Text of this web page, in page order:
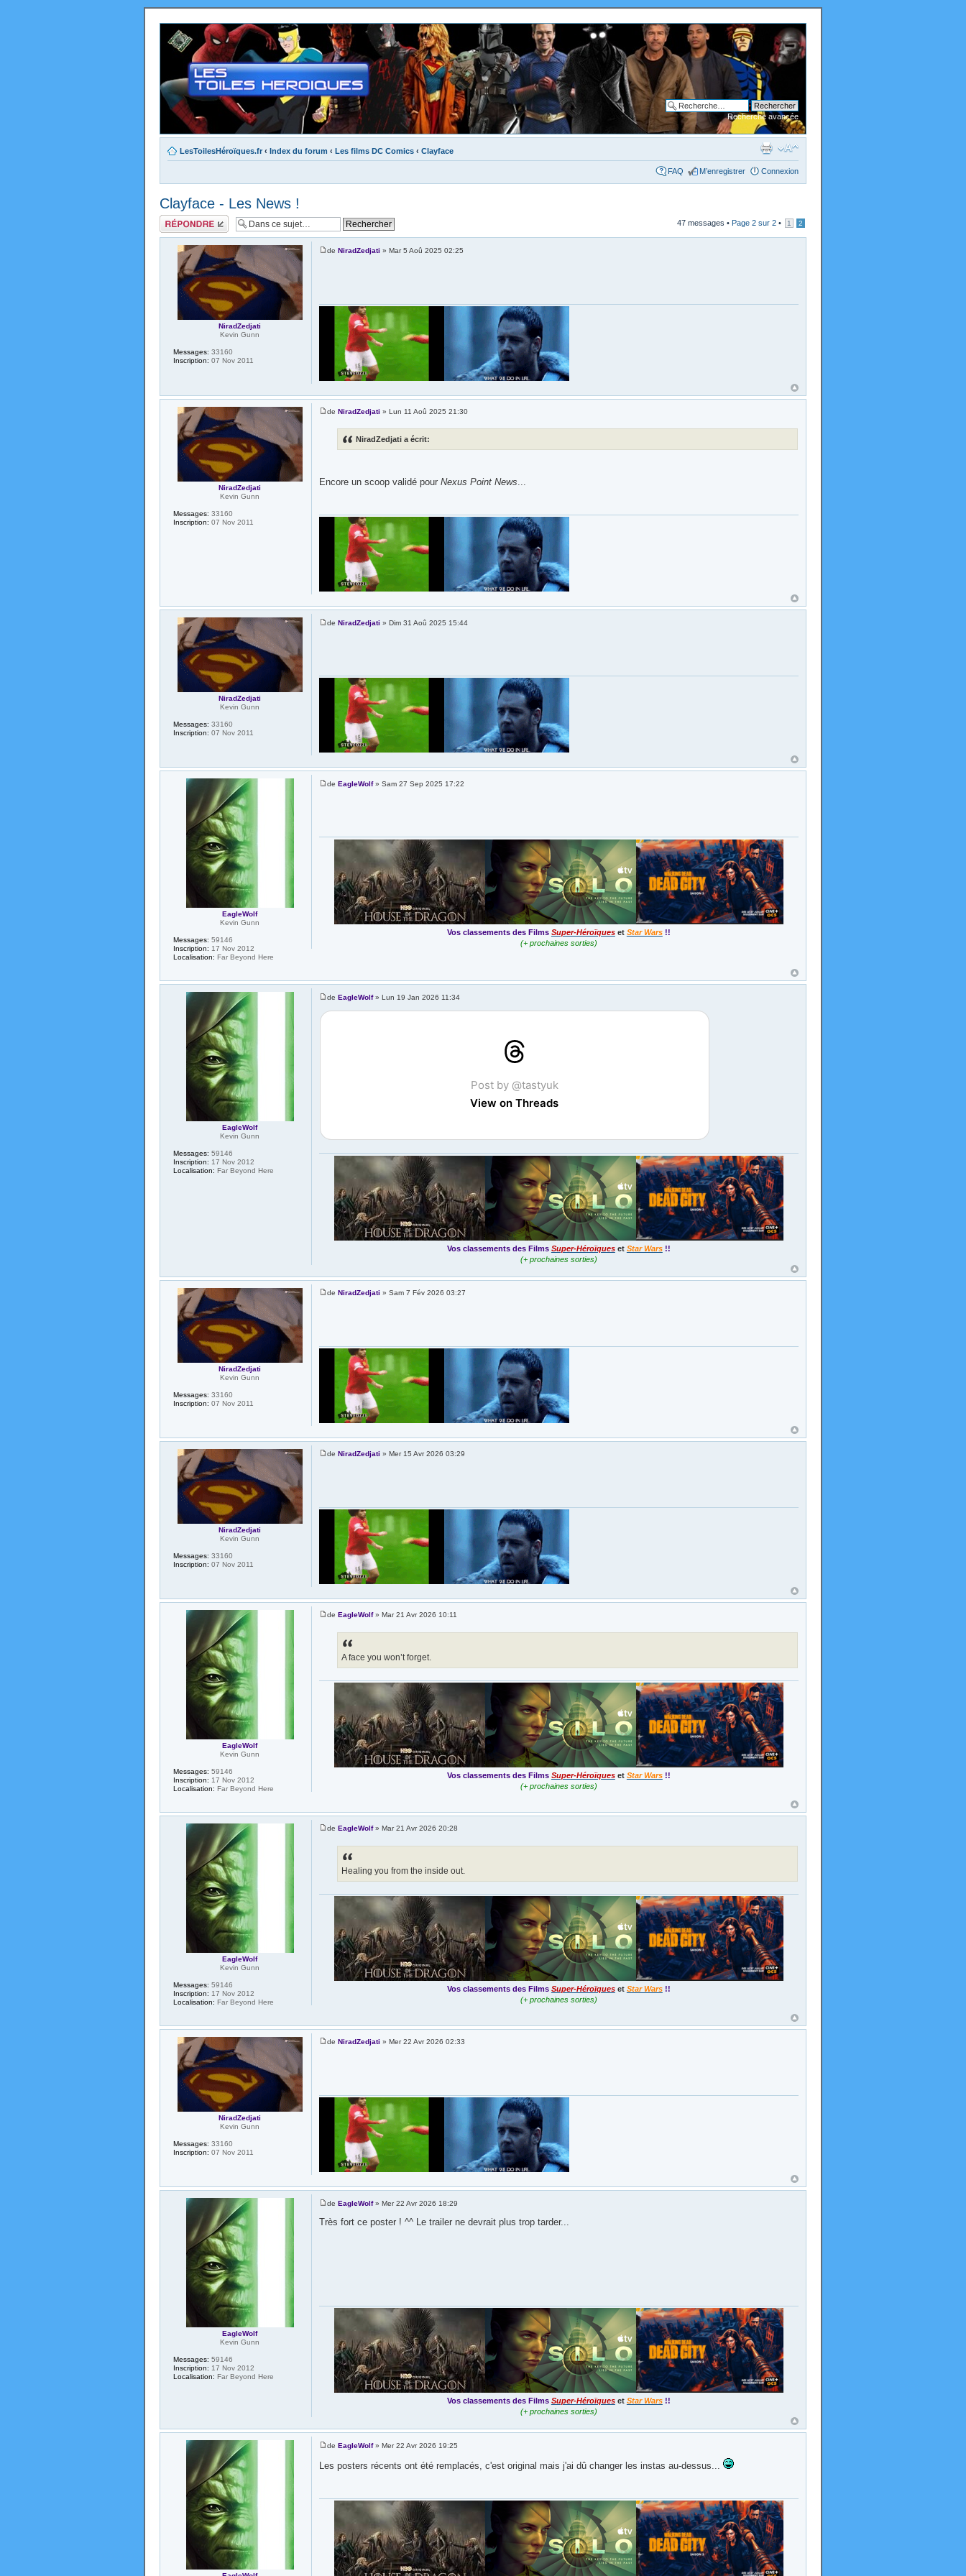
Recherche avancée
LesToilesHéroïques.fr ‹ Index du forum ‹ Les films DC Comics ‹ Clayface
FAQ M’enregistrer Connexion
Clayface - Les News !
Répondre 47 messages • Page 2 sur 2 • 1 2
de NiradZedjati » Mar 5 Aoû 2025 02:25
NiradZedjati
Kevin Gunn
Messages: 33160
Inscription: 07 Nov 2011
de NiradZedjati » Lun 11 Aoû 2025 21:30
NiradZedjati a écrit:
Encore un scoop validé pour Nexus Point News...
NiradZedjati
Kevin Gunn
Messages: 33160
Inscription: 07 Nov 2011
de NiradZedjati » Dim 31 Aoû 2025 15:44
NiradZedjati
Kevin Gunn
Messages: 33160
Inscription: 07 Nov 2011
de EagleWolf» Sam 27 Sep 2025 17:22
Vos classements des Films Super-Héroïques et Star Wars !!
(+ prochaines sorties)
EagleWolf
Kevin Gunn
Messages: 59146
Inscription: 17 Nov 2012
Localisation: Far Beyond Here
de EagleWolf» Lun 19 Jan 2026 11:34
Post by @tastyuk
View on Threads
Vos classements des Films Super-Héroïques et Star Wars !!
(+ prochaines sorties)
EagleWolf
Kevin Gunn
Messages: 59146
Inscription: 17 Nov 2012
Localisation: Far Beyond Here
de NiradZedjati » Sam 7 Fév 2026 03:27
NiradZedjati
Kevin Gunn
Messages: 33160
Inscription: 07 Nov 2011
de NiradZedjati » Mer 15 Avr 2026 03:29
NiradZedjati
Kevin Gunn
Messages: 33160
Inscription: 07 Nov 2011
de EagleWolf» Mar 21 Avr 2026 10:11
A face you won’t forget.
Vos classements des Films Super-Héroïques et Star Wars !!
(+ prochaines sorties)
EagleWolf
Kevin Gunn
Messages: 59146
Inscription: 17 Nov 2012
Localisation: Far Beyond Here
de EagleWolf» Mar 21 Avr 2026 20:28
Healing you from the inside out.
Vos classements des Films Super-Héroïques et Star Wars !!
(+ prochaines sorties)
EagleWolf
Kevin Gunn
Messages: 59146
Inscription: 17 Nov 2012
Localisation: Far Beyond Here
de NiradZedjati » Mer 22 Avr 2026 02:33
NiradZedjati
Kevin Gunn
Messages: 33160
Inscription: 07 Nov 2011
de EagleWolf» Mer 22 Avr 2026 18:29
Très fort ce poster ! ^^ Le trailer ne devrait plus trop tarder...
Vos classements des Films Super-Héroïques et Star Wars !!
(+ prochaines sorties)
EagleWolf
Kevin Gunn
Messages: 59146
Inscription: 17 Nov 2012
Localisation: Far Beyond Here
de EagleWolf» Mer 22 Avr 2026 19:25
Les posters récents ont été remplacés, c'est original mais j'ai dû changer les instas au-dessus...